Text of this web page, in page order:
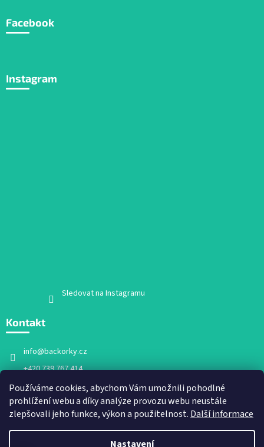
Používáme cookies, abychom Vám umožnili pohodlné
prohlížení webu a díky analýze provozu webu neustále
zlepšovali jeho funkce, výkon a použitelnost. Další informace
Nastavení
Facebook
Instagram
Sledovat na Instagramu
Kontakt
info@backorky.cz
+420 739 767 414
Facebook
backorky.cz